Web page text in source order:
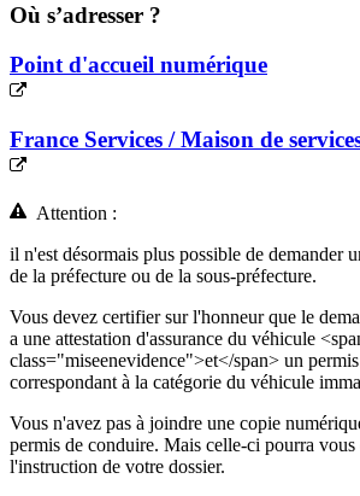
Où s’adresser ?
Point d'accueil numérique
France Services / Maison de
Attention :
il n'est désormais plus possible de demander
de la préfecture ou de la sous-préfecture.
Vous devez certifier sur l'honneur que le
a une attestation d'assurance du véhicule
class="miseenevidence">et</span> un
correspondant à la catégorie du véhicule
Vous n'avez pas à joindre une copie
permis de conduire. Mais celle-ci pourra vous
l'instruction de votre dossier.